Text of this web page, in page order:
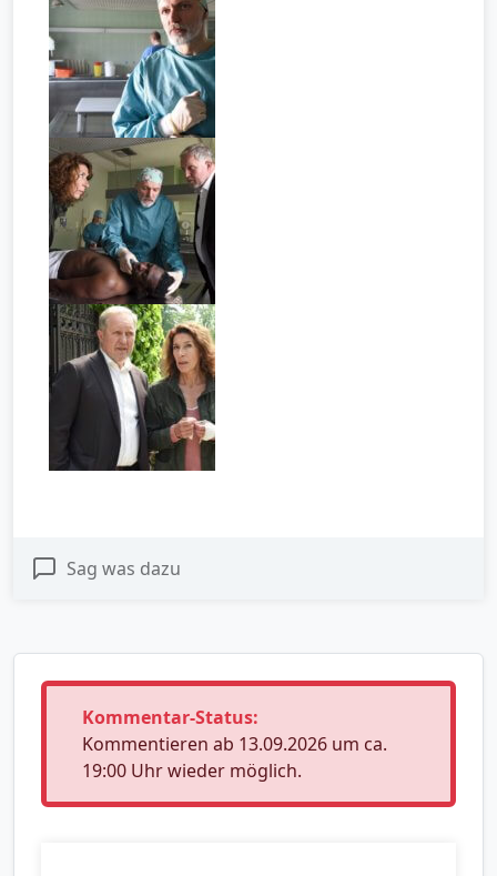
Sag was dazu
Kommentar-Status:
Kommentieren ab 13.09.2026 um ca.
19:00 Uhr wieder möglich.